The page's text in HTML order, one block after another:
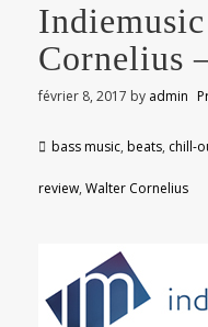
Cornelius
février 8, 2017 by admin
bass music, beats, chill-
review, Walter Cornelius